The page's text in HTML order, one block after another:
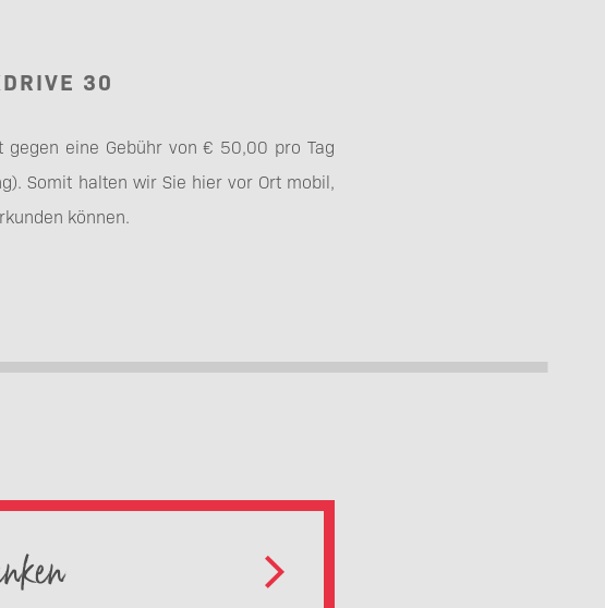
30
eine Gebühr von € 50,00 pro Tag
Somit halten wir Sie hier vor Ort mobil,
können.